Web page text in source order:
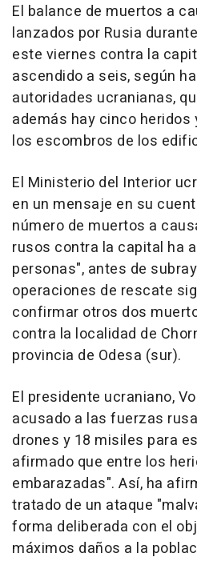
El balance de muertos a
lanzados por Rusia
este viernes contra la
ascendido a seis, según
autoridades ucranianas,
además hay cinco
los escombros de los
El Ministerio del Interior
en un mensaje en su
número de muertos a
rusos contra la capital ha
personas", antes de
operaciones de rescate
confirmar otros dos
contra la localidad de
provincia de Odesa (sur).
El presidente ucraniano,
acusado a las fuerzas
drones y 18 misiles para
afirmado que entre los
embarazadas". Así, ha
tratado de un ataque
forma deliberada con el
máximos daños a la